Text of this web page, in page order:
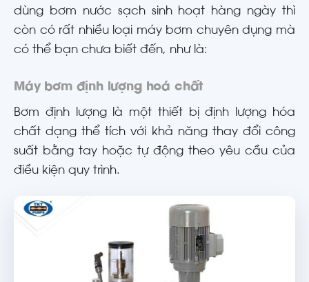
dùng bơm nước sạch sinh hoạt hàng ngày thì
còn có rất nhiều loại máy bơm chuyên dụng mà
có thể bạn chưa biết đến, như là:
Máy bơm định lượng hoá chất
Bơm định lượng là một thiết bị định lượng hóa
chất dạng thể tích với khả năng thay đổi công
suất bằng tay hoặc tự động theo yêu cầu của
điều kiện quy trình.